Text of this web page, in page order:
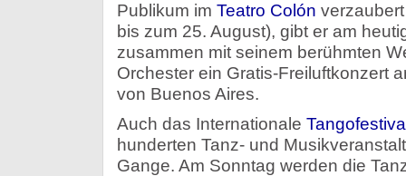
Publikum im Teatro Colón
bis zum 25. August), gibt er am
zusammen mit seinem berühmten
Orchester ein Gratis-Freiluftkonzert
von Buenos Aires.
Auch das Internationale
hunderten Tanz- und
Gange. Am Sonntag werden die